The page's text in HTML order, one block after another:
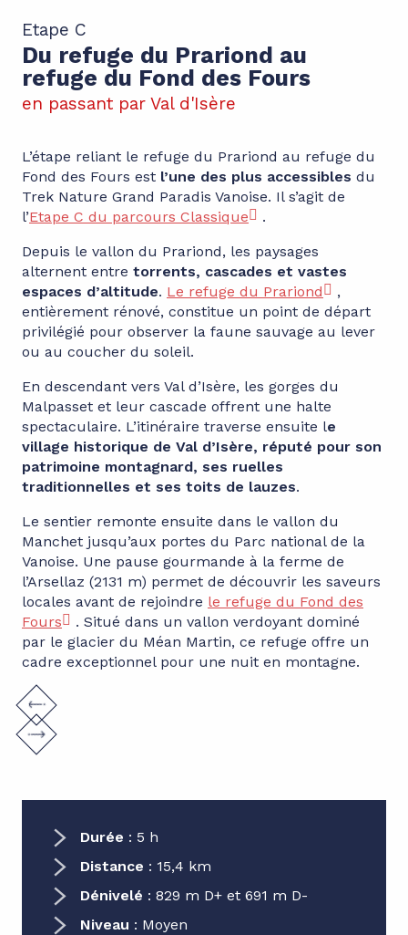
Etape C
Du refuge du Prariond au
refuge du Fond des Fours
en passant par Val d'Isère
L’étape reliant le refuge du Prariond au refuge du
Fond des Fours est l’une des plus accessibles du
Trek Nature Grand Paradis Vanoise. Il s’agit de
l’Etape C du parcours Classique
.
Depuis le vallon du Prariond, les paysages
alternent entre torrents, cascades et vastes
espaces d’altitude. Le refuge du Prariond
,
entièrement rénové, constitue un point de départ
privilégié pour observer la faune sauvage au lever
ou au coucher du soleil.
En descendant vers Val d’Isère, les gorges du
Malpasset et leur cascade offrent une halte
spectaculaire. L’itinéraire traverse ensuite le
village historique de Val d’Isère, réputé pour son
patrimoine montagnard, ses ruelles
traditionnelles et ses toits de lauzes.
Le sentier remonte ensuite dans le vallon du
Manchet jusqu’aux portes du Parc national de la
Vanoise. Une pause gourmande à la ferme de
l’Arsellaz (2131 m) permet de découvrir les saveurs
locales avant de rejoindre le refuge du Fond des
Fours
. Situé dans un vallon verdoyant dominé
par le glacier du Méan Martin, ce refuge offre un
cadre exceptionnel pour une nuit en montagne.
Durée : 5 h
Distance : 15,4 km
Dénivelé : 829 m D+ et 691 m D-
Niveau : Moyen